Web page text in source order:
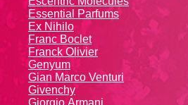
Essential Parfums
Ex Nihilo
Franc Boclet
Franck Olivier
Genyum
Gian Marco Venturi
Givenchy